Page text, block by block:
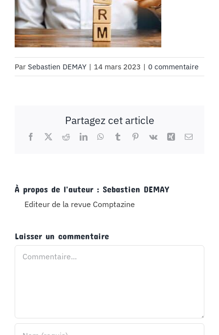
Par Sebastien DEMAY | 14 mars 2023 | 0 commentaire
Partagez cet article
Facebook
X RedditLinkedInWhatsApp
TumblrPinterest
Vk Xing Email
À propos de l'auteur : Sebastien DEMAY
Editeur de la revue Comptazine
Laisser un commentaire
Commentaire